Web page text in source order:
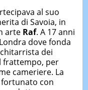
al suo
di Savoia, in
arte Raf. A 17 anni
dove fonda
dei
frattempo, per
cameriere. La
fortunato con